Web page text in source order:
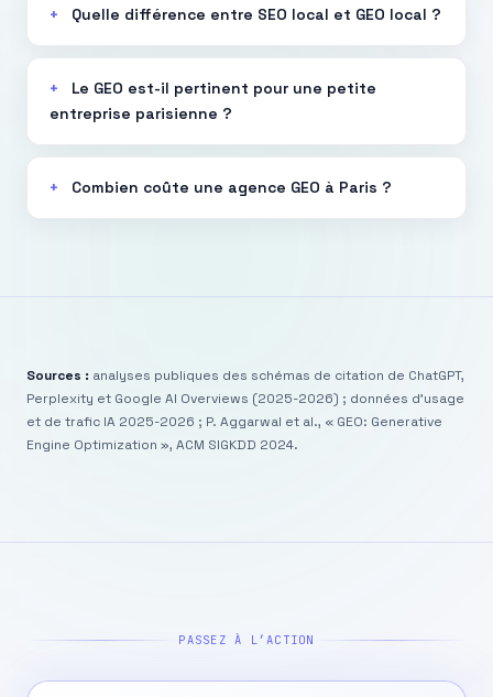
Quelle différence entre SEO local et GEO local ?
Le GEO est-il pertinent pour une petite
entreprise parisienne ?
Combien coûte une agence GEO à Paris ?
Sources : analyses publiques des schémas de citation de ChatGPT,
Perplexity et Google AI Overviews (2025-2026) ; données d’usage
et de trafic IA 2025-2026 ; P. Aggarwal et al., « GEO: Generative
Engine Optimization », ACM SIGKDD 2024.
PASSEZ À L’ACTION